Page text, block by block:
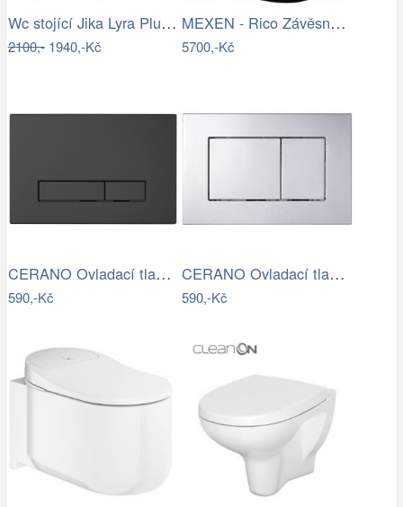
Wc stojící Jika Lyra Plus zadní odpad…
2100,-1940,-Kč
MEXEN - Rico Závěsná WC mísa Rimless…
5700,-Kč
CERANO Ovladací tlačítko WC modulů Lite…
590,-Kč
CERANO Ovladací tlačítko WC modulů Lite…
590,-Kč